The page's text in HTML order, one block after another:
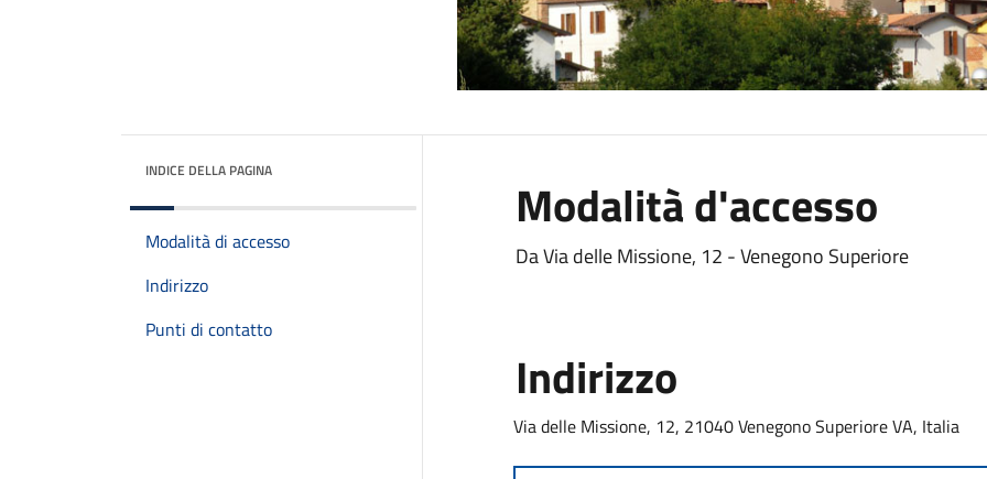
INDICE DELLA PAGINA
Modalità di accesso
Indirizzo
Punti di contatto
Modalità d'accesso
Da Via delle Missione, 12 - Venegono Superiore
Indirizzo
Via delle Missione, 12, 21040 Venegono Superiore VA, Italia